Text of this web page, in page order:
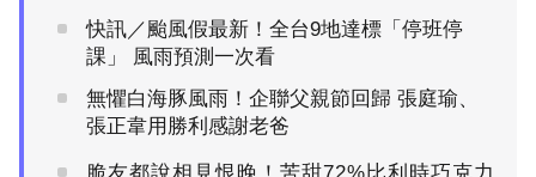
快訊／颱風假最新！全台9地達標「停班停
課」 風雨預測一次看
無懼白海豚風雨！企聯父親節回歸 張庭瑜、
張正韋用勝利感謝老爸